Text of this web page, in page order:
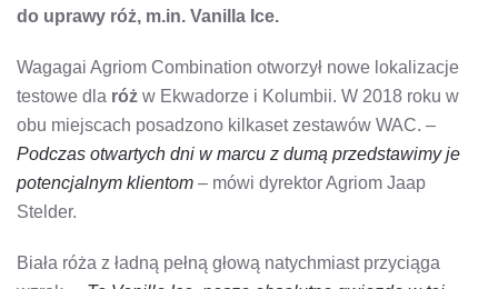
do uprawy róż, m.in. Vanilla Ice.
Wagagai Agriom Combination otworzył nowe lokalizacje
testowe dla róż w Ekwadorze i Kolumbii. W 2018 roku w
obu miejscach posadzono kilkaset zestawów WAC. –
Podczas otwartych dni w marcu z dumą przedstawimy je
potencjalnym klientom – mówi dyrektor Agriom Jaap
Stelder.
Biała róża z ładną pełną głową natychmiast przyciąga